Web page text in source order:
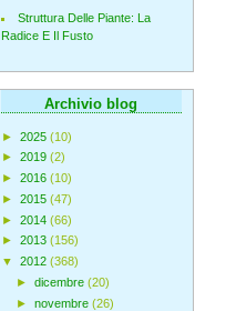
Struttura Delle Piante: La
Radice E Il Fusto
Archivio blog
► 2025 (10)
► 2019 (2)
► 2016 (10)
► 2015 (47)
► 2014 (66)
► 2013 (156)
▼ 2012 (368)
► dicembre (20)
► novembre (26)